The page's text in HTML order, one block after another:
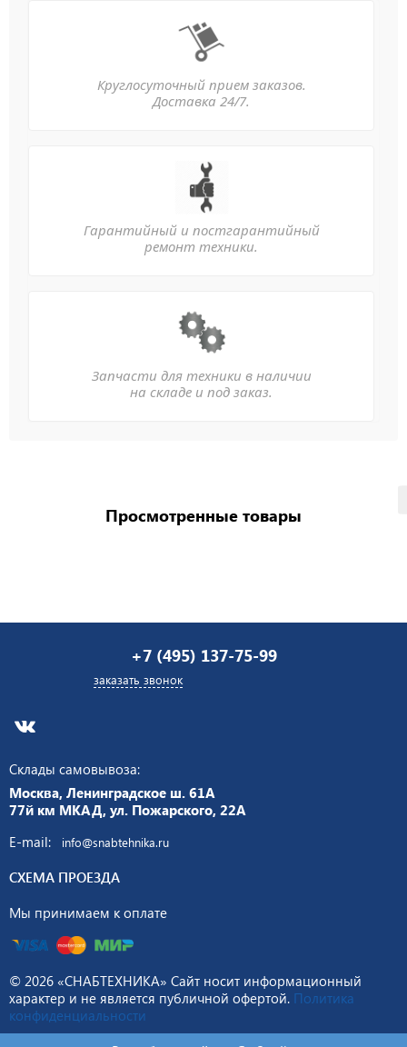
Круглосуточный прием заказов.
Доставка 24/7.
Гарантийный и постгарантийный
ремонт техники.
Запчасти для техники в наличии
на складе и под заказ.
Просмотренные товары
+7 (495) 137-75-99
заказать звонок
Склады самовывоза:
Москва, Ленинградское ш. 61А
77й км МКАД, ул. Пожарского, 22А
E-mail:
info@snabtehnika.ru
СХЕМА ПРОЕЗДА
Мы принимаем к оплате
© 2026 «СНАБТЕХНИКА» Сайт носит информационный
характер и не является публичной офертой. Политика
конфиденциальности